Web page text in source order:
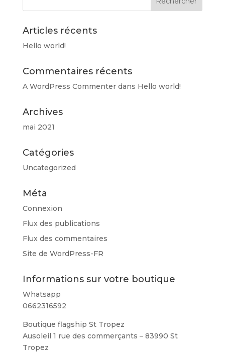
Articles récents
Hello world!
Commentaires récents
A WordPress Commenterdans Hello world!
Archives
mai 2021
Catégories
Uncategorized
Méta
Connexion
Flux des publications
Flux des commentaires
Site de WordPress-FR
Informations sur votre boutique
Whatsapp
0662316592
Boutique flagship St Tropez
Ausoleil 1 rue des commerçants – 83990 St
Tropez